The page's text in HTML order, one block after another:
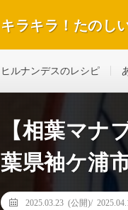
キラキラ！たのし
ヒルナンデスのレシピ
【相葉マナ
葉県袖ケ浦
2025.03.23 (公開)/